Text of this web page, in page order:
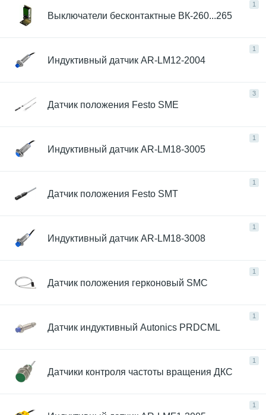
1
Выключатели бесконтактные ВК-260...265
1
Индуктивный датчик AR-LM12-2004
3
Датчик положения Festo SME
1
Индуктивный датчик AR-LM18-3005
1
Датчик положения Festo SMT
1
Индуктивный датчик AR-LM18-3008
1
Датчик положения герконовый SMC
1
Датчик индуктивный Autonics PRDCML
1
Датчики контроля частоты вращения ДКС
1